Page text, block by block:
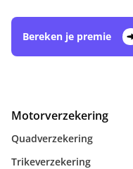
Bereken je premie
Motorverzekering
Quadverzekering
Trikeverzekering